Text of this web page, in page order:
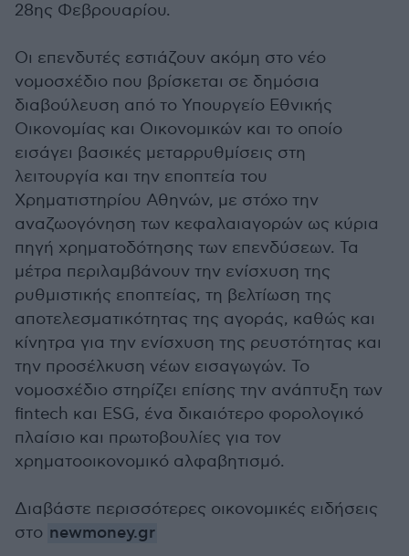
28ης Φεβρουαρίου.
Οι επενδυτές εστιάζουν ακόμη στο νέο
νομοσχέδιο που βρίσκεται σε δημόσια
διαβούλευση από το Υπουργείο Εθνικής
Οικονομίας και Οικονομικών και το οποίο
εισάγει βασικές μεταρρυθμίσεις στη
λειτουργία και την εποπτεία του
Χρηματιστηρίου Αθηνών, με στόχο την
αναζωογόνηση των κεφαλαιαγορών ως κύρια
πηγή χρηματοδότησης των επενδύσεων. Τα
μέτρα περιλαμβάνουν την ενίσχυση της
ρυθμιστικής εποπτείας, τη βελτίωση της
αποτελεσματικότητας της αγοράς, καθώς και
κίνητρα για την ενίσχυση της ρευστότητας και
την προσέλκυση νέων εισαγωγών. Το
νομοσχέδιο στηρίζει επίσης την ανάπτυξη των
fintech και ESG, ένα δικαιότερο φορολογικό
πλαίσιο και πρωτοβουλίες για τον
χρηματοοικονομικό αλφαβητισμό.
Διαβάστε περισσότερες οικονομικές ειδήσεις
στο newmoney.gr